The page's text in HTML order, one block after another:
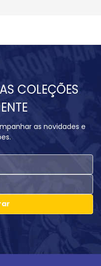
COLEÇÕES
as novidades e